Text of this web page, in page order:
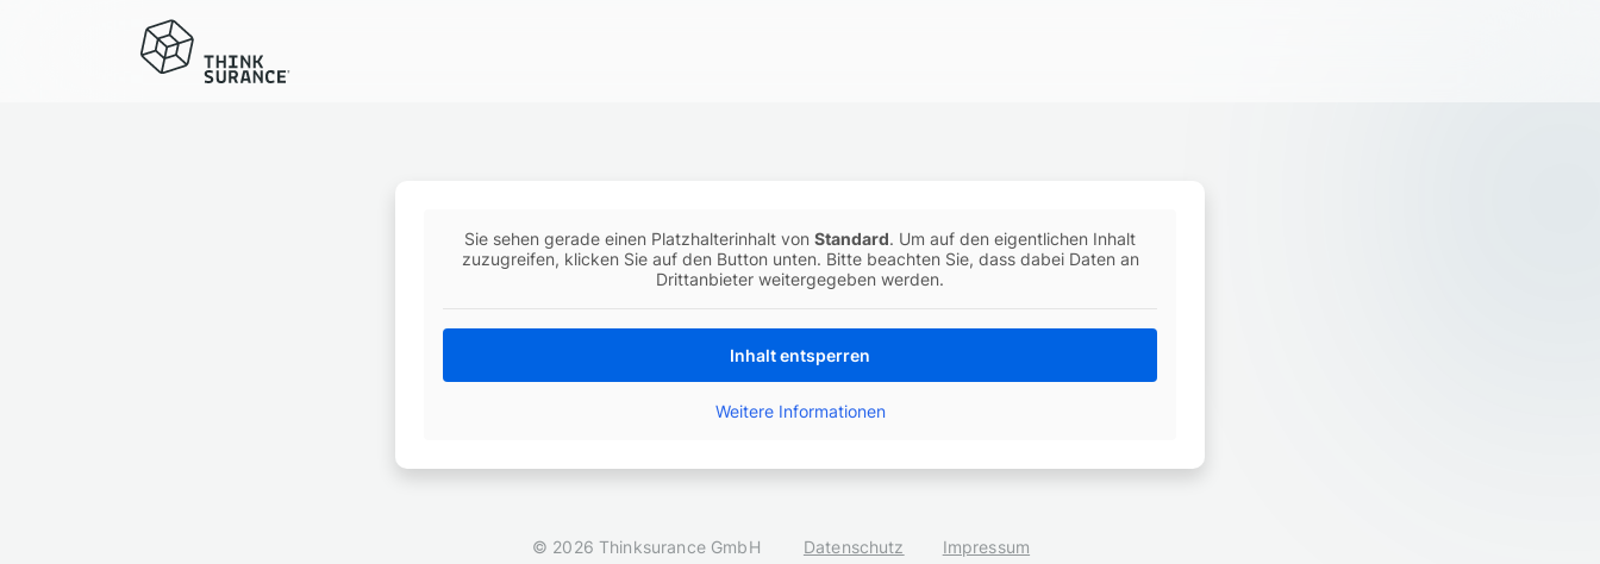
Sie sehen gerade einen Platzhalterinhalt von Standard. Um auf den eigentlichen Inhalt
zuzugreifen, klicken Sie auf den Button unten. Bitte beachten Sie, dass dabei Daten an
Drittanbieter weitergegeben werden.
Inhalt entsperren
Weitere Informationen
© 2026 Thinksurance GmbH Datenschutz Impressum